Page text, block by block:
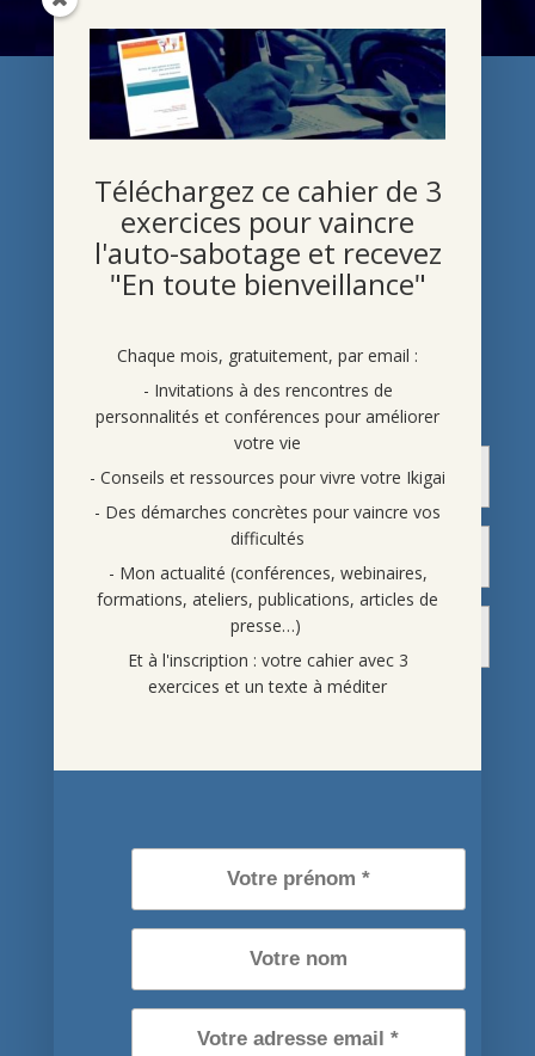
(conférences, webinaires,
ateliers, publications,
articles de presse…)
avec 3 exercices et un texte à
méditer
pouvez vous désinscrire à tout moment en cliquant sur les
Tous droits réservés Pierre Portevin
Téléchargez ce cahier de 3
exercices pour vaincre
l'auto-sabotage et recevez
"En toute bienveillance"
Chaque mois, gratuitement, par email :
- Invitations à des rencontres de
personnalités et conférences pour améliorer
votre vie
- Conseils et ressources pour vivre votre Ikigai
- Des démarches concrètes pour vaincre vos
difficultés
- Mon actualité (conférences, webinaires,
formations, ateliers, publications, articles de
presse…)
Et à l'inscription : votre cahier avec 3
exercices et un texte à méditer